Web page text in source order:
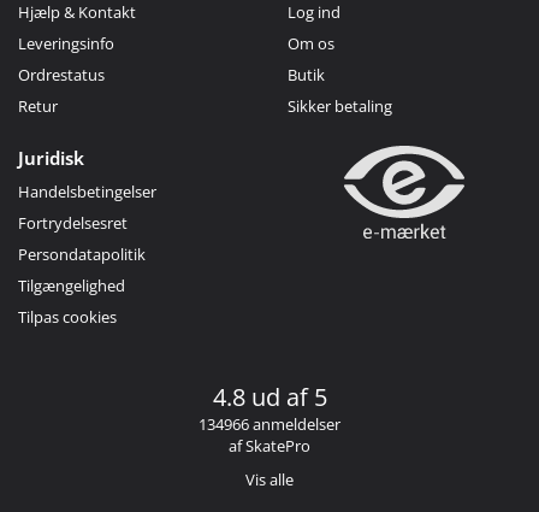
Hjælp & Kontakt
Leveringsinfo
Ordrestatus
Retur
Log ind
Om os
Butik
Sikker betaling
Juridisk
Handelsbetingelser
Fortrydelsesret
Persondatapolitik
Tilgængelighed
Tilpas cookies
4.8 ud af 5
134966 anmeldelser
af SkatePro
Vis alle